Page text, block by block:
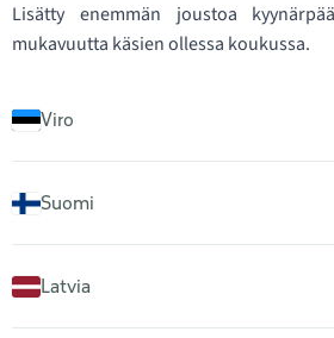
Lisätty enemmän joustoa
mukavuutta käsien ollessa koukussa.
Viro
Suomi
Latvia